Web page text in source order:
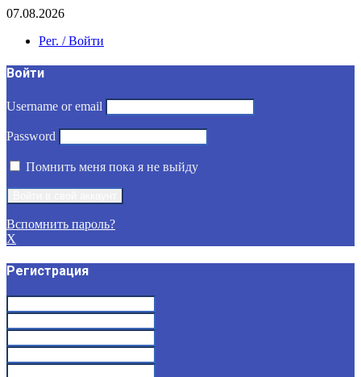
07.08.2026
Рег. / Войти
Войти
Username or email
Password
Помнить меня пока я не выйду
Вспомнить пароль?
X
Регистрация